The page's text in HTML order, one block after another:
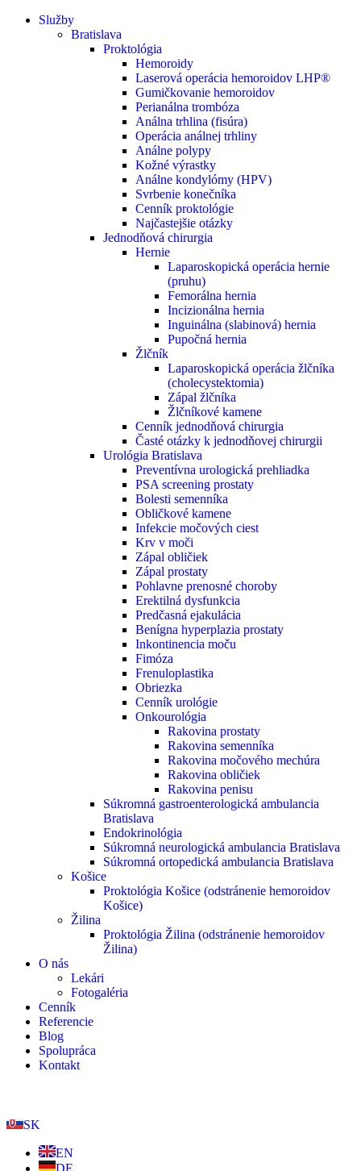
Služby
Bratislava
Proktológia
Hemoroidy
Laserová operácia hemoroidov LHP®
Gumičkovanie hemoroidov
Perianálna trombóza
Análna trhlina (fisúra)
Operácia análnej trhliny
Análne polypy
Kožné výrastky
Análne kondylómy (HPV)
Svrbenie konečníka
Cenník proktológie
Najčastejšie otázky
Jednodňová chirurgia
Hernie
Laparoskopická operácia hernie
(pruhu)
Femorálna hernia
Incizionálna hernia
Inguinálna (slabinová) hernia
Pupočná hernia
Žlčník
Laparoskopická operácia žlčníka
(cholecystektomia)
Zápal žlčníka
Žlčníkové kamene
Cenník jednodňová chirurgia
Časté otázky k jednodňovej chirurgii
Urológia Bratislava
Preventívna urologická prehliadka
PSA screening prostaty
Bolesti semenníka
Obličkové kamene
Infekcie močových ciest
Krv v moči
Zápal obličiek
Zápal prostaty
Pohlavne prenosné choroby
Erektilná dysfunkcia
Predčasná ejakulácia
Benígna hyperplazia prostaty
Inkontinencia moču
Fimóza
Frenuloplastika
Obriezka
Cenník urológie
Onkourológia
Rakovina prostaty
Rakovina semenníka
Rakovina močového mechúra
Rakovina obličiek
Rakovina penisu
Súkromná gastroenterologická ambulancia
Bratislava
Endokrinológia
Súkromná neurologická ambulancia Bratislava
Súkromná ortopedická ambulancia Bratislava
Košice
Proktológia Košice (odstránenie hemoroidov
Košice)
Žilina
Proktológia Žilina (odstránenie hemoroidov
Žilina)
O nás
Lekári
Fotogaléria
Cenník
Referencie
Blog
Spolupráca
Kontakt
SK
EN
DE